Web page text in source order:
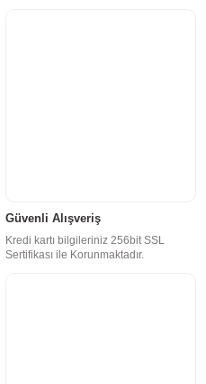
Güvenli Alışveriş
Kredi kartı bilgileriniz 256bit SSL
Sertifikası ile Korunmaktadır.